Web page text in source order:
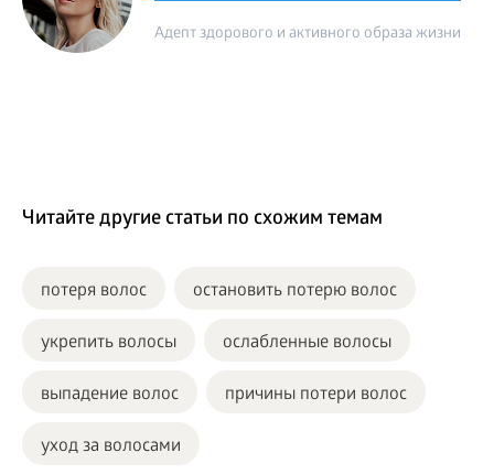
Адепт здорового и активного образа жизни
Читайте другие статьи по схожим темам
потеря волос остановить потерю волос
укрепить волосы ослабленные волосы
выпадение волос причины потери волос
уход за волосами